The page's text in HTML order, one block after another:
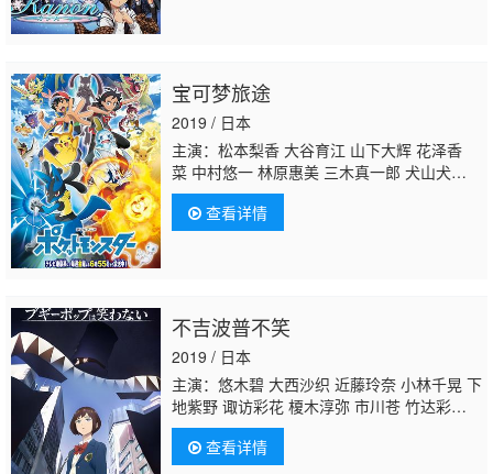
辅 河西健吾
宝可梦旅途
2019 / 日本
主演：松本梨香 大谷育江 山下大辉 花泽香
菜 中村悠一 林原惠美 三木真一郎 犬山犬
子 小野大辅 堀内贤雄 饭冢雅弓 上田祐司 丰
口惠美 小樱悦子 牧口真幸 寺崎裕香 梶裕
贵 伊濑茉莉也 真堂圭 冈本信彦 上田丽奈 石
村健一 折笠富美子 千叶进步 小野贤章 悠木
碧 小仓唯 井上麻里奈 铃木达央 松冈祯丞 吉
永拓斗 下野纮 津田匠子 凤芳野 奈良彻 野岛
裕史
查看详情
不吉波普不笑
2019 / 日本
主演：悠木碧 大西沙织 近藤玲奈 小林千晃 下
地紫野 诹访彩花 榎木淳弥 市川苍 竹达彩
奈 宫田幸季 八代拓 市之濑加那 细谷佳正 长
谷川芳明 阿澄佳奈 上田耀司 花泽香菜 宫内敦
查看详情